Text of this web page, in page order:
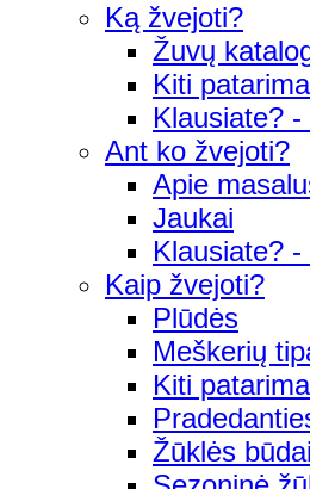
Ką žvejoti?
Žuvų
Kiti
Klausiate?
Ant ko žvejoti?
Apie
Jaukai
Klausiate?
Kaip žvejoti?
Plūdės
Meškerių
Kiti
Žūklės būdai